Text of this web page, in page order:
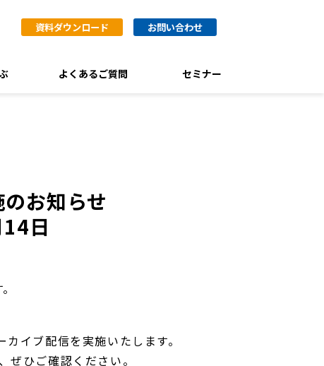
資料ダウンロード お問い合わせ
よくあるご質問 セミナー
お知らせ
日
イブ配信を実施いたします。
ひご確認ください。